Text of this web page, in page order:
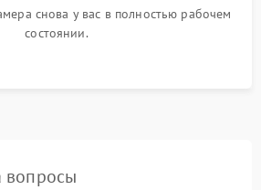
снова у вас в полностью рабочем
состоянии.
вопросы